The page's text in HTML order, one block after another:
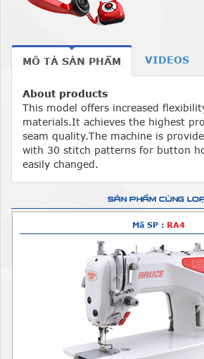
MÔ TẢ SẢN PHẨM VIDEOS
About products
This model offers increased
materials.It achieves the highest
seam quality.The machine is
with 30 stitch patterns for button
easily changed.
SẢN PHẨM CÙNG
Mã SP : RA4